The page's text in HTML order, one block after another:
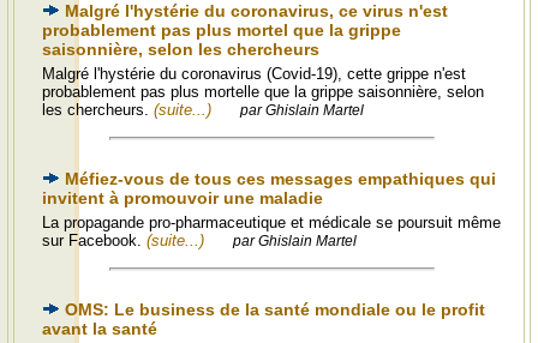
Malgré l'hystérie du coronavirus, ce virus n'est
probablement pas plus mortel que la grippe
saisonnière, selon les chercheurs
Malgré l'hystérie du coronavirus (Covid-19), cette grippe n'est
probablement pas plus mortelle que la grippe saisonnière, selon
les chercheurs. (suite...) par Ghislain Martel
Méfiez-vous de tous ces messages empathiques qui
invitent à promouvoir une maladie
La propagande pro-pharmaceutique et médicale se poursuit même
sur Facebook. (suite...) par Ghislain Martel
OMS: Le business de la santé mondiale ou le profit
avant la santé